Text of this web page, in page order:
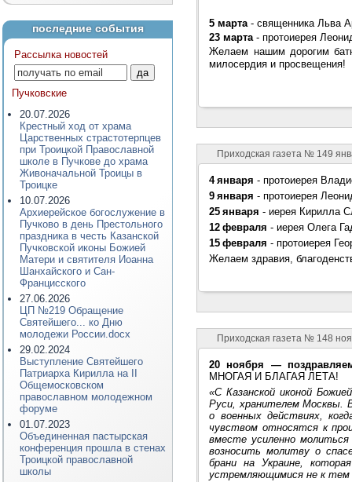
последние события
Рассылка новостей
Пучковские
20.07.2026
Крестный ход от храма
Царственных страстотерпцев
при Троицкой Православной
школе в Пучкове до храма
Живоначальной Троицы в
Троицке
10.07.2026
Архиерейское богослужение в
Пучково в день Престольного
праздника в честь Казанской
Пучковской иконы Божией
Матери и святителя Иоанна
Шанхайского и Сан-
Францисского
27.06.2026
ЦП №219 Обращение
Святейшего... ко Дню
молодежи России.docx
29.02.2024
Выступление Святейшего
Патриарха Кирилла на II
Общемосковском
православном молодежном
форуме
01.07.2023
Объединенная пастырская
конференция прошла в стенах
Троицкой православной
школы
5 марта- священника Льва
23марта-протоиерея
Желаем нашим дорогим
милосердия и просвещения!
Приходская газета № 149
4 января - протоиерея
9 января - протоиерея
25 января - иерея Кирилла
12 февраля - иерея Олега
15 февраля - протоиерея
Желаем здравия,
Приходская газета № 148
20 ноября —
МНОГАЯ И БЛАГАЯ ЛЕТА!
«С Казанской иконой
Руси, хранителем Москвы.
о военных действиях,
чувством относятся к
вместе усиленно молиться
возносить молитву о
брани на Украине,
устремляющимися не к